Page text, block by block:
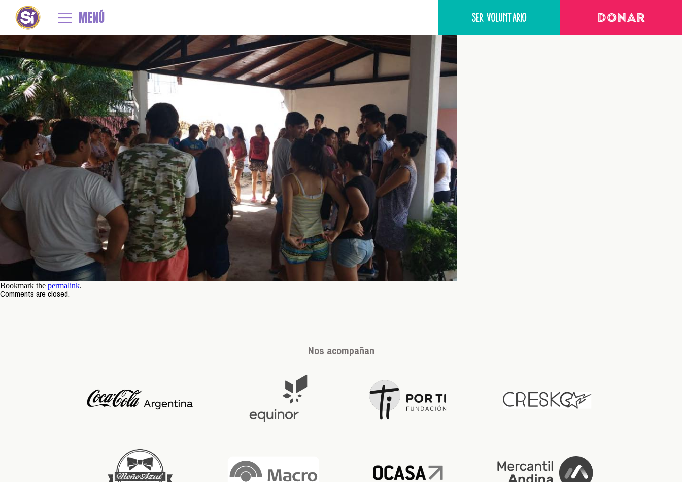
MENÚ SER VOLUNTARIO DONAR
Se abren las puertas de la Residencia Universitaria Romina Yan en Corrientes
51973128_2138172199578758_7641260149780250624_n
admin | Published23 marzo, 2019
Bookmark the permalink.
Comments are closed.
Nos acompañan